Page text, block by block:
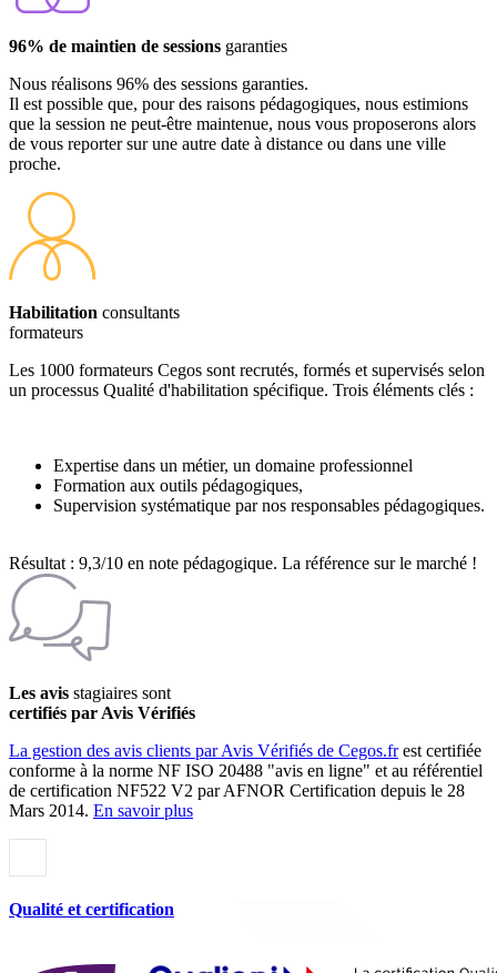
96% de maintien de sessions garanties
Nous réalisons 96% des sessions garanties.
Il est possible que, pour des raisons pédagogiques, nous estimions
que la session ne peut-être maintenue, nous vous proposerons alors
de vous reporter sur une autre date à distance ou dans une ville
proche.
Habilitation consultants
formateurs
Les 1000 formateurs Cegos sont recrutés, formés et supervisés selon
un processus Qualité d'habilitation spécifique. Trois éléments clés :
Expertise dans un métier, un domaine professionnel
Formation aux outils pédagogiques,
Supervision systématique par nos responsables pédagogiques.
Résultat : 9,3/10 en note pédagogique. La référence sur le marché !
Les avis stagiaires sont
certifiés par Avis Vérifiés
La gestion des avis clients par Avis Vérifiés de Cegos.frest certifiée
conforme à la norme NF ISO 20488 "avis en ligne" et au référentiel
de certification NF522 V2 par AFNOR Certification depuis le 28
Mars 2014. En savoir plus
Qualité et certification